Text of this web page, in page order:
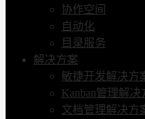
协作空间
自动化
目录服务
解决方案
敏捷开发解决方
Kanban管理解决
文档管理解决方